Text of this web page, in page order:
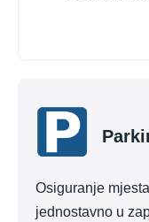
Osiguranje
jednostavno u